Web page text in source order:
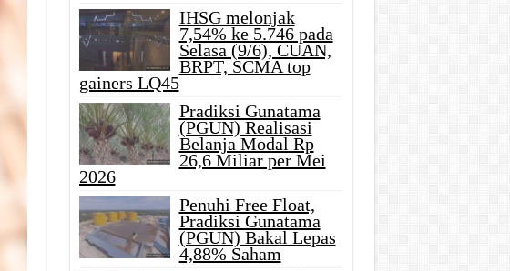
IHSG melonjak
7,54% ke 5.746 pada
Selasa (9/6), CUAN,
BRPT, SCMA top
gainers LQ45
Pradiksi Gunatama
(PGUN) Realisasi
Belanja Modal Rp
26,6 Miliar per Mei
2026
Penuhi Free Float,
Pradiksi Gunatama
(PGUN) Bakal Lepas
4,88% Saham